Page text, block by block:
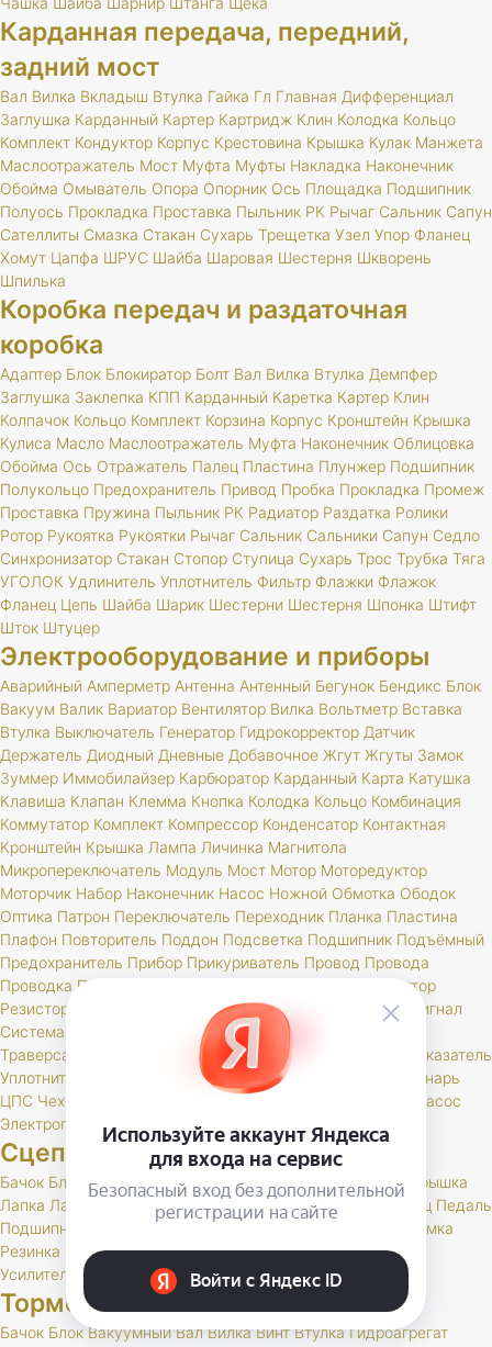
Карданная передача, передний,
задний мост
Вал Вилка Вкладыш Втулка Гайка Гл Главная Дифференциал
Заглушка Карданный Картер Картридж Клин Колодка Кольцо
Комплект Кондуктор Корпус Крестовина Крышка Кулак Манжета
Маслоотражатель Мост Муфта Муфты Накладка Наконечник
Обойма Омыватель Опора Опорник Ось Площадка Подшипник
Полуось Прокладка Проставка Пыльник РК Рычаг Сальник Сапун
Сателлиты Смазка Стакан Сухарь Трещетка Узел Упор Фланец
Хомут Цапфа ШРУС Шайба Шаровая Шестерня Шкворень
Шпилька
Коробка передач и раздаточная
коробка
Адаптер Блок Блокиратор Болт Вал Вилка Втулка Демпфер
Заглушка Заклепка КПП Карданный Каретка Картер Клин
Колпачок Кольцо Комплект Корзина Корпус Кронштейн Крышка
Кулиса Масло Маслоотражатель Муфта Наконечник Облицовка
Обойма Ось Отражатель Палец Пластина Плунжер Подшипник
Полукольцо Предохранитель Привод Пробка Прокладка Промеж
Проставка Пружина Пыльник РК Радиатор Раздатка Ролики
Ротор Рукоятка Рукоятки Рычаг Сальник Сальники Сапун Седло
Синхронизатор Стакан Стопор Ступица Сухарь Трос Трубка Тяга
УГОЛОК Удлинитель Уплотнитель Фильтр Флажки Флажок
Фланец Цепь Шайба Шарик Шестерни Шестерня Шпонка Штифт
Шток Штуцер
Электрооборудование и приборы
Аварийный Амперметр Антенна Антенный Бегунок Бендикс Блок
Вакуум Валик Вариатор Вентилятор Вилка Вольтметр Вставка
Втулка Выключатель Генератор Гидрокорректор Датчик
Держатель Диодный Дневные Добавочное Жгут Жгуты Замок
Зуммер Иммобилайзер Карбюратор Карданный Карта Катушка
Клавиша Клапан Клемма Кнопка Колодка Кольцо Комбинация
Коммутатор Комплект Компрессор Конденсатор Контактная
Кронштейн Крышка Лампа Личинка Магнитола
Микропереключатель Модуль Мост Мотор Моторедуктор
Моторчик Набор Наконечник Насос Ножной Обмотка Ободок
Оптика Патрон Переключатель Переходник Планка Пластина
Плафон Повторитель Поддон Подсветка Подшипник Подъёмный
Предохранитель Прибор Прикуриватель Провод Провода
Проводка Проставка
Регулятор
Резистор
Решетка Розетка Свеча
Сигнал
Система
Соединитель Спидометр
Траверса
Транспондер Трос
Указатель
Уплотнитель
Устройство Фара
Фонарь
ЦПС Чехол Щеточный
Электробензонасос
Электропривод
Сцепление
Бачок Блок Вилка Втулка Картер Корпус
Крышка
Лапка Лапки Манжета Муфта Накладка Опора Палец Педаль
Подшипник
Пружина
Рамка
Резинка
Рычаг Скоба Сцепление Толкатель Трубка Тяга
Усилитель
Цилиндр Шаровая Шланг Шток
Тормоза
Бачок Блок Вакуумный Вал Вилка Винт Втулка Гидроагрегат